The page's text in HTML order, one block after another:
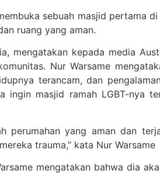
sebuah masjid pertama
ruang yang aman.
mengatakan kepada media
Nur Warsame
terancam, dan
masjid ramah LGBT-nya
yang aman dan
trauma,” kata Nur Warsame
mengatakan bahwa dia